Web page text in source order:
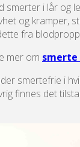
smerter i lår og
og kramper,
fra
mer om
smertefrie i
finnes det